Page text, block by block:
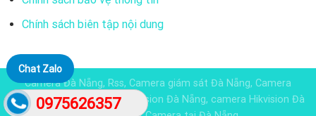
Chính sách biên tập nội dung
Camera Đà Nẵng, Rss, Camera giám sát Đà Nẵng, Camera
Dahua đà nẵng, Camera KBvision Đà Nẵng, camera Hikvision Đà
Chat Zalo
0975626357